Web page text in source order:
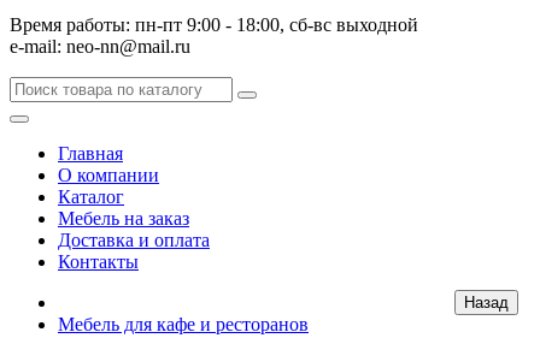
Время работы: пн-пт 9:00 - 18:00, сб-вс выходной
e-mail: neo-nn@mail.ru
Главная
О компании
Каталог
Мебель на заказ
Доставка и оплата
Контакты
Мебель для кафе и ресторанов